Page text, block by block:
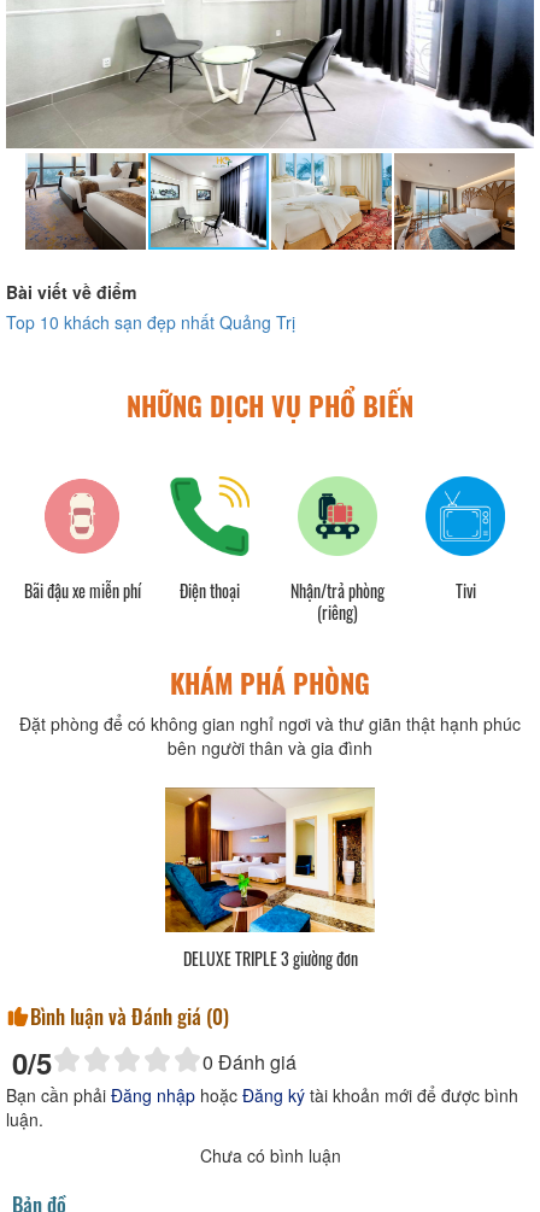
Bài viết về điểm
Top 10 khách sạn đẹp nhất Quảng Trị
NHỮNG DỊCH VỤ PHỔ BIẾN
Bãi đậu xe miễn phí Điện thoại
Nhận/trả phòng
(riêng)
Tivi
KHÁM PHÁ PHÒNG
Đặt phòng để có không gian nghỉ ngơi và thư giãn thật hạnh phúc
bên người thân và gia đình
DELUXE TRIPLE 3 giường đơn
Bình luận và Đánh giá (0)
0/5 0 Đánh giá
Bạn cần phải Đăng nhập hoặc Đăng ký tài khoản mới để được bình
luận.
Chưa có bình luận
Bản đồ